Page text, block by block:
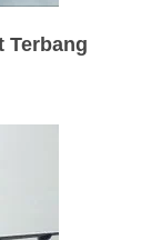
Terbang